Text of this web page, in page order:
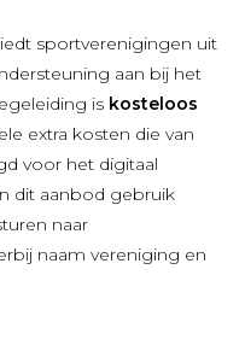
sportverenigingen uit
aan bij het
is kosteloos
extra kosten die van
voor het digitaal
dit aanbod gebruik
naar
naam vereniging en